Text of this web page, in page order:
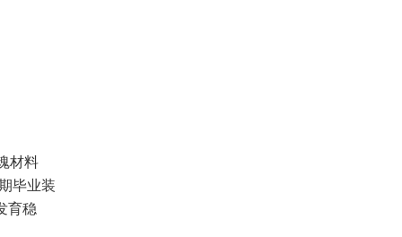
材料
毕业装
育稳